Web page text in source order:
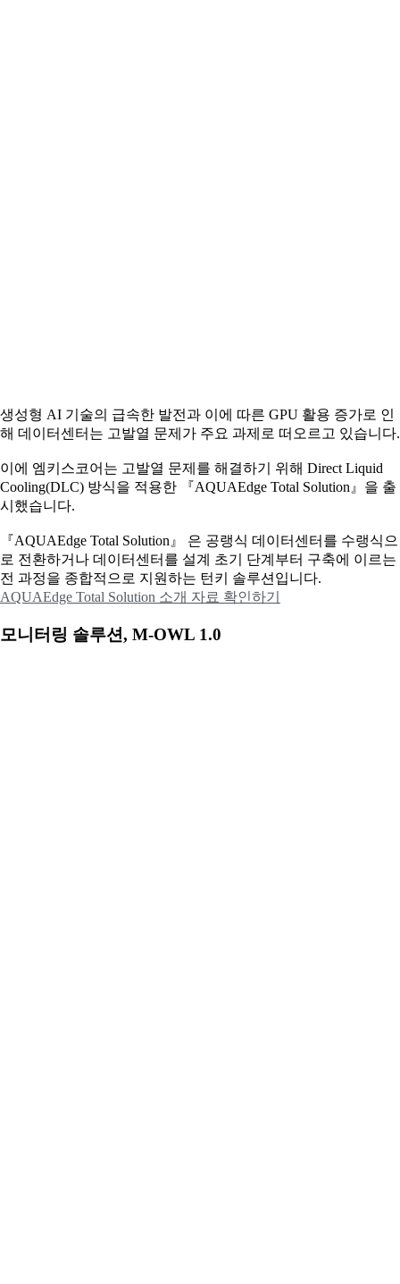
생성형 AI 기술의 급속한 발전과 이에 따른 GPU 활용 증가로 인
해 데이터센터는 고발열 문제가 주요 과제로 떠오르고 있습니다.
이에 엠키스코어는 고발열 문제를 해결하기 위해 Direct Liquid
Cooling(DLC) 방식을 적용한 『AQUAEdge Total Solution』을 출
시했습니다.
『AQUAEdge Total Solution』 은 공랭식 데이터센터를 수랭식으
로 전환하거나 데이터센터를 설계 초기 단계부터 구축에 이르는
전 과정을 종합적으로 지원하는 턴키 솔루션입니다.
AQUAEdge Total Solution 소개 자료 확인하기
모니터링 솔루션, M-OWL 1.0